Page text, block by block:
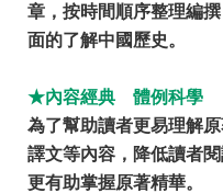
章，按時間順序整理編
面的了解中國歷史。
★內容經典 體例科學
為了幫助讀者更易理解
譯文等內容，降低讀者
更有助掌握原著精華。